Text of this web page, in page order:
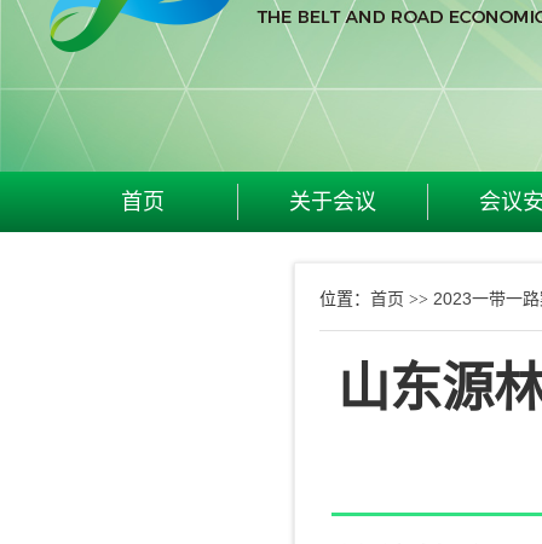
首页 关于会议 会议
位置： 首页 >> 2023一带一
山东源